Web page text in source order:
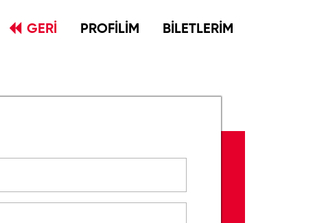
GERİ PROFİLİM BİLETLERİM